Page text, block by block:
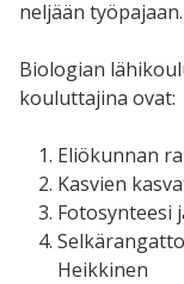
neljään työpajaan.
Biologian
kouluttajina ovat:
Eliökunnan
Kasvien
Fotosynteesi
Heikkinen